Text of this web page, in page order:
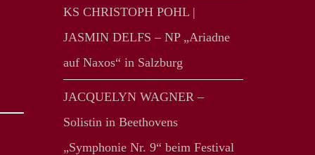
KS CHRISTOPH POHL |
JASMIN DELFS – NP „Ariadne
auf Naxos“ in Salzburg
JACQUELYN WAGNER –
Solistin in Beethovens
„Symphonie Nr. 9“ beim Festival